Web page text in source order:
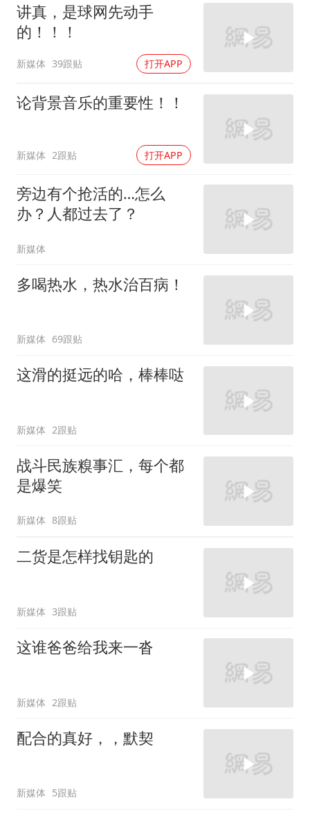
讲真，是球网先动手
的！！！
新媒体 39跟贴 打开APP
论背景音乐的重要性！！
新媒体 2跟贴 打开APP
旁边有个抢活的…怎么
办？人都过去了？
新媒体
多喝热水，热水治百病！
新媒体 69跟贴
这滑的挺远的哈，棒棒哒
新媒体 2跟贴
战斗民族糗事汇，每个都
是爆笑
新媒体 8跟贴
二货是怎样找钥匙的
新媒体 3跟贴
这谁爸爸给我来一沓
新媒体 2跟贴
配合的真好，，默契
新媒体 5跟贴